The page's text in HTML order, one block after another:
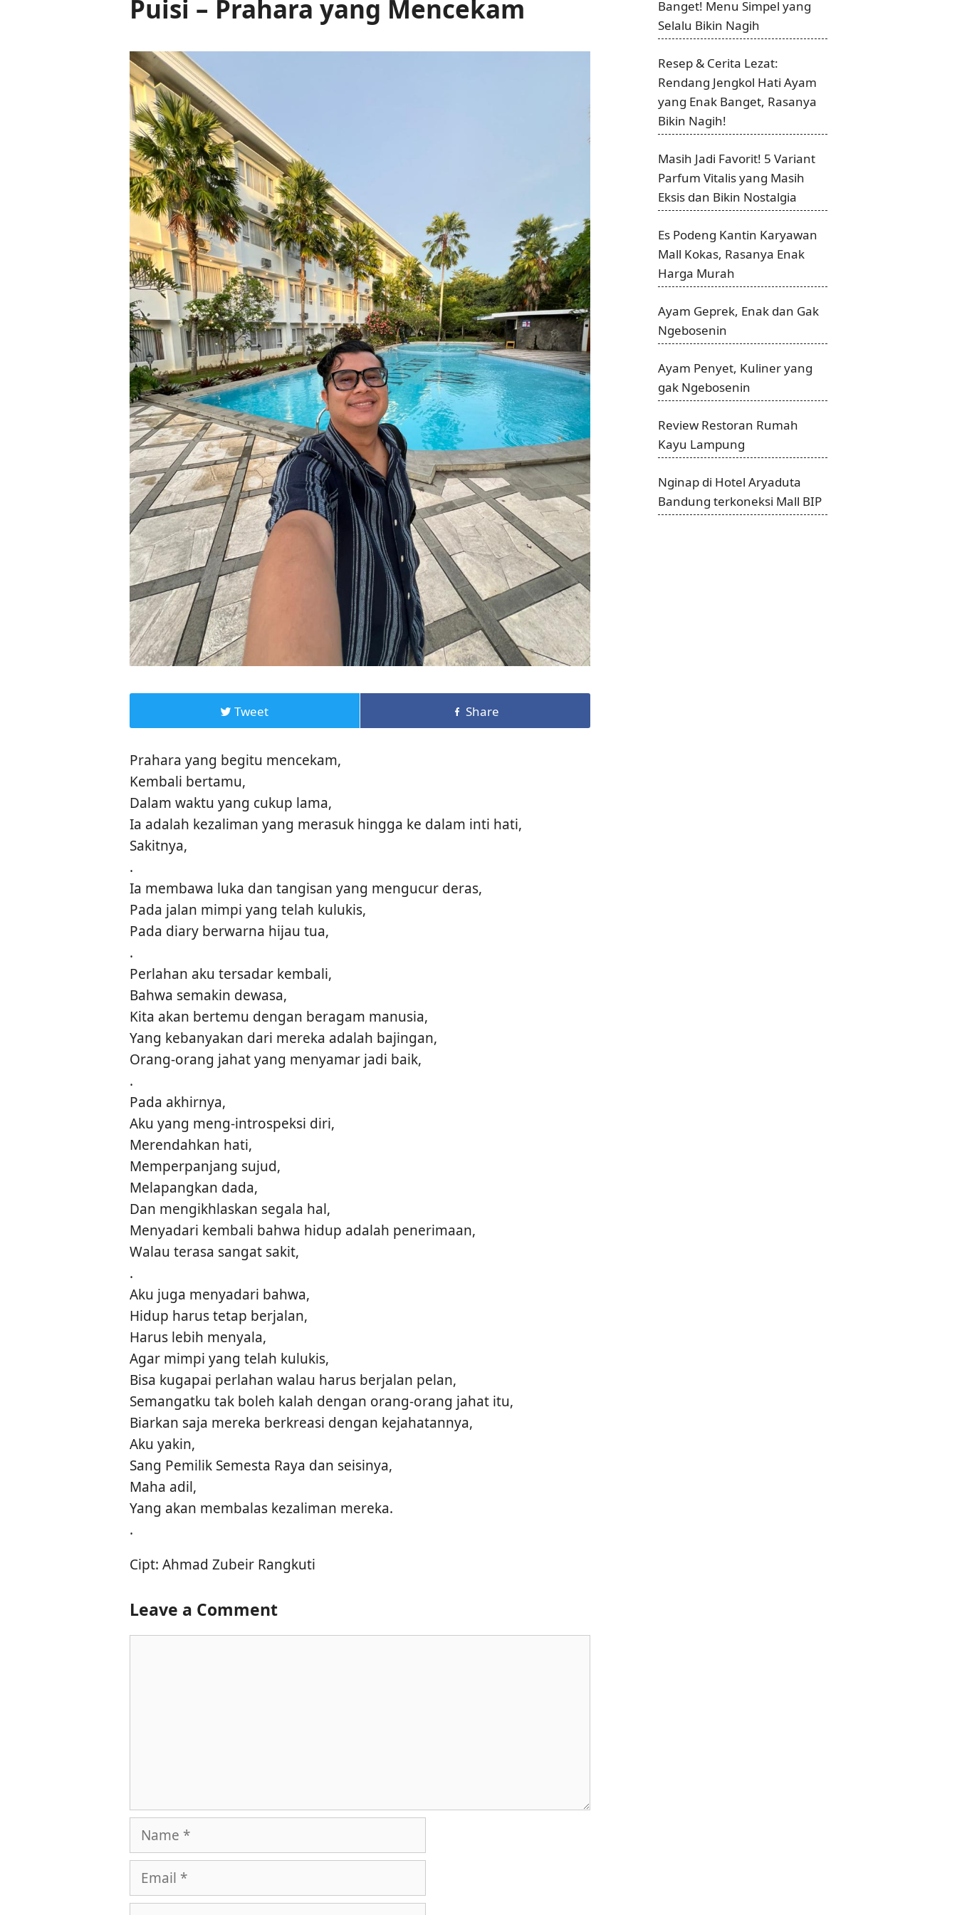
Puisi – Prahara yang Mencekam
Tweet Share
Prahara yang begitu mencekam,
Kembali bertamu,
Dalam waktu yang cukup lama,
Ia adalah kezaliman yang merasuk hingga ke dalam inti hati,
Sakitnya,
.
Ia membawa luka dan tangisan yang mengucur deras,
Pada jalan mimpi yang telah kulukis,
Pada diary berwarna hijau tua,
.
Perlahan aku tersadar kembali,
Bahwa semakin dewasa,
Kita akan bertemu dengan beragam manusia,
Yang kebanyakan dari mereka adalah bajingan,
Orang-orang jahat yang menyamar jadi baik,
.
Pada akhirnya,
Aku yang meng-introspeksi diri,
Merendahkan hati,
Memperpanjang sujud,
Melapangkan dada,
Dan mengikhlaskan segala hal,
Menyadari kembali bahwa hidup adalah penerimaan,
Walau terasa sangat sakit,
.
Aku juga menyadari bahwa,
Hidup harus tetap berjalan,
Harus lebih menyala,
Agar mimpi yang telah kulukis,
Bisa kugapai perlahan walau harus berjalan pelan,
Semangatku tak boleh kalah dengan orang-orang jahat itu,
Biarkan saja mereka berkreasi dengan kejahatannya,
Aku yakin,
Sang Pemilik Semesta Raya dan seisinya,
Maha adil,
Yang akan membalas kezaliman mereka.
.
Cipt: Ahmad Zubeir Rangkuti
Leave a Comment
Name
Email
Banget! Menu Simpel yang
Selalu Bikin Nagih
Resep & Cerita Lezat:
Rendang Jengkol Hati Ayam
yang Enak Banget, Rasanya
Bikin Nagih!
Masih Jadi Favorit! 5 Variant
Parfum Vitalis yang Masih
Eksis dan Bikin Nostalgia
Es Podeng Kantin Karyawan
Mall Kokas, Rasanya Enak
Harga Murah
Ayam Geprek, Enak dan Gak
Ngebosenin
Ayam Penyet, Kuliner yang
gak Ngebosenin
Review Restoran Rumah
Kayu Lampung
Nginap di Hotel Aryaduta
Bandung terkoneksi Mall BIP